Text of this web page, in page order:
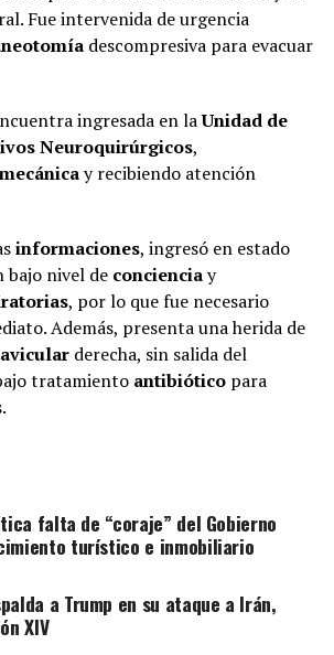
Fue intervenida de urgencia
descompresiva para evacuar
ingresada en laUnidad de
Neuroquirúrgicos,
y recibiendo atención
informaciones, ingresó en estado
bajo nivel de concienciay
, por lo que fue necesario
Además, presenta una herida de
derecha, sin salida del
tratamiento antibióticopara
falta de “coraje” del Gobierno
turístico e inmobiliario
a Trump en su ataque a Irán,
XIV